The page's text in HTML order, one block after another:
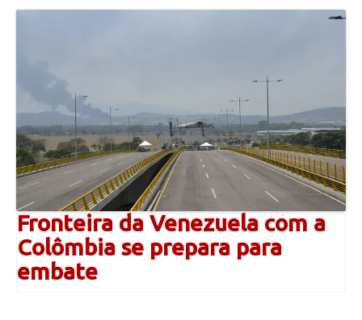
Fronteira da Venezuela com a
Colômbia se prepara para
embate